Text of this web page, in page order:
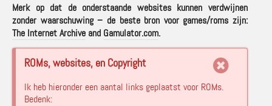
Merk op dat de onderstaande websites kunnen verdwijnen
zonder waarschuwing – de beste bron voor games/roms zijn:
The Internet Archive and Gamulator.com.
ROMs, websites, en Copyright
Ik heb hieronder een aantal links geplaatst voor ROMs.
Bedenk: